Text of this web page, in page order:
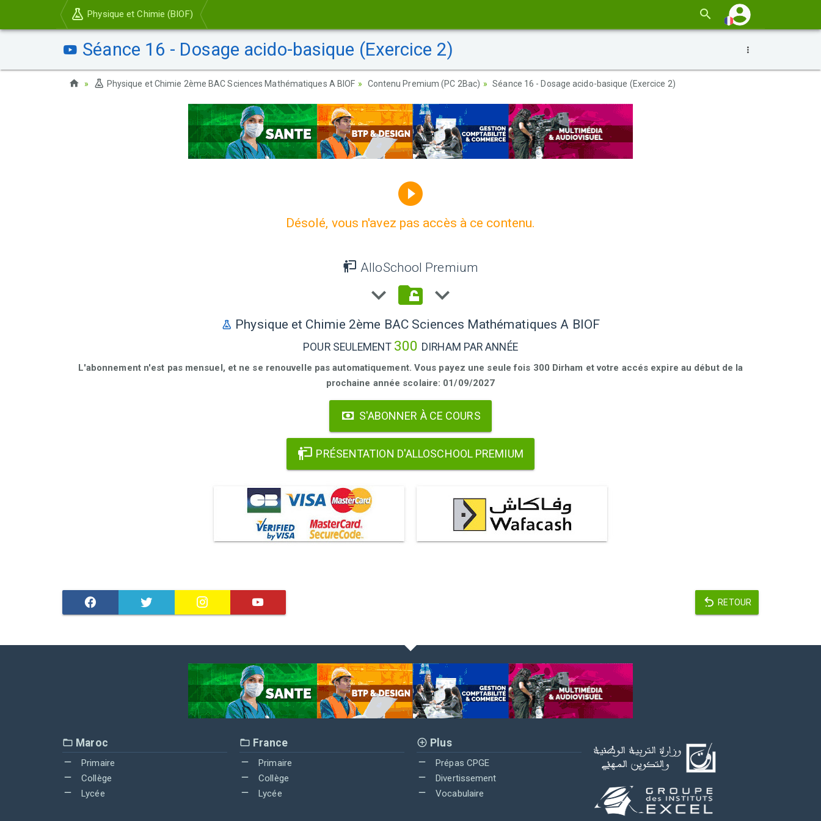
Physique et Chimie (BIOF)
Séance 16 - Dosage acido-basique (Exercice 2)
Physique et Chimie 2ème BAC Sciences Mathématiques A BIOF Contenu Premium (PC 2Bac) Séance 16 - Dosage acido-basique (Exercice 2)
Désolé, vous n'avez pas accès à ce contenu.
AlloSchool Premium
Physique et Chimie 2ème BAC Sciences Mathématiques A BIOF
POUR SEULEMENT 300 DIRHAM PAR ANNÉE
L'abonnement n'est pas mensuel, et ne se renouvelle pas automatiquement. Vous payez une seule fois 300 Dirham et votre accés expire au début de la
prochaine année scolaire: 01/09/2027
S'ABONNER À CE COURS
PRÉSENTATION D'ALLOSCHOOL PREMIUM
RETOUR
Maroc
Primaire
Collège
Lycée
France
Primaire
Collège
Lycée
Plus
Prépas CPGE
Divertissement
Vocabulaire